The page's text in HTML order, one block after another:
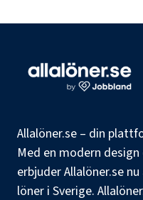
Allalöner.se – din
Med en modern
erbjuder Allalöner.se
löner i Sverige.